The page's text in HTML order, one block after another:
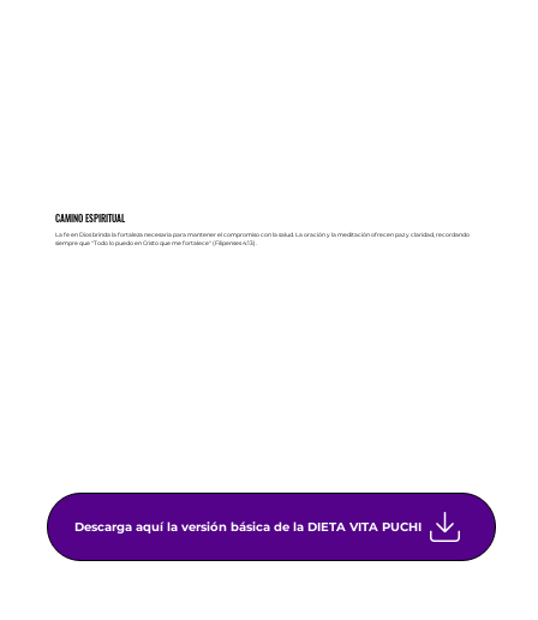
CAMINO ESPIRITUAL
La fe en Dios brinda la fortaleza necesaria para mantener el compromiso con la salud. La oración y la meditación ofrecen paz y claridad, recordando
siempre que "Todo lo puedo en Cristo que me fortalece" (Filipenses 4:13).
Descarga aquí la versión básica de la DIETA VITA PUCHI